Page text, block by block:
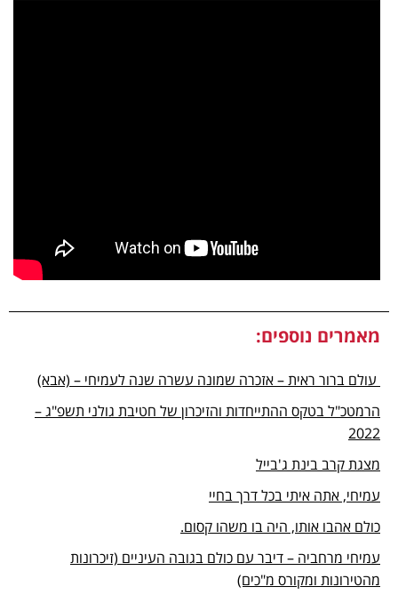
מאמרים נוספים:
עולם ברור ראית – אזכרה שמונה עשרה שנה לעמיחי – (אבא)
הרמטכ"ל בטקס ההתייחדות והזיכרון של חטיבת גולני תשפ"ג –
2022
מצגת קרב בינת ג'בייל
עמיחי, אתה איתי בכל דרך בחיי
כולם אהבו אותו, היה בו משהו קסום.
עמיחי מרחביה – דיבר עם כולם בגובה העיניים (זיכרונות
מהטירונות ומקורס מ"כים)